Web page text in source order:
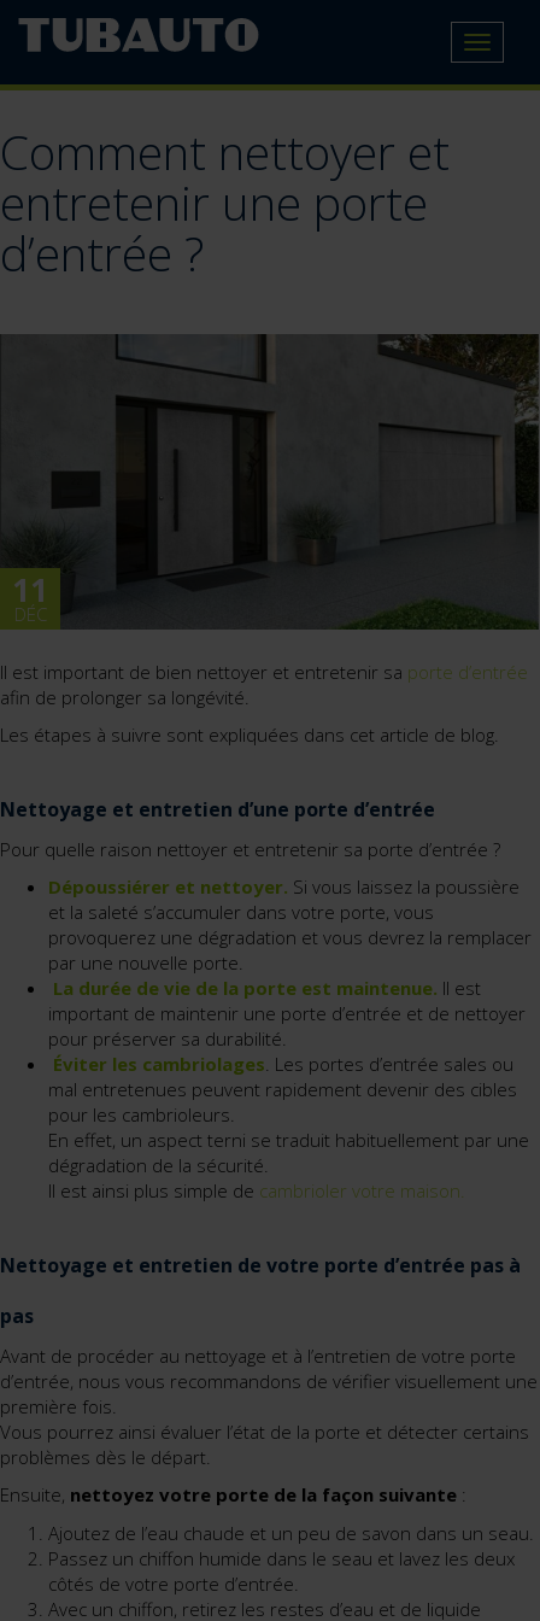
Toggle
Comment nettoyer et
entretenir une porte
d’entrée ?
11
DÉC
Il est important de bien nettoyer et entretenir sa porte d’entrée
afin de prolonger sa longévité.
Les étapes à suivre sont expliquées dans cet article de blog.
Nettoyage et entretien d’une porte d’entrée
Pour quelle raison nettoyer et entretenir sa porte d’entrée ?
Dépoussiérer et nettoyer. Si vous laissez la poussière
et la saleté s’accumuler dans votre porte, vous
provoquerez une dégradation et vous devrez la remplacer
par une nouvelle porte.
La durée de vie de la porte est maintenue. Il est
important de maintenir une porte d’entrée et de nettoyer
pour préserver sa durabilité.
Éviter les cambriolages. Les portes d’entrée sales ou
mal entretenues peuvent rapidement devenir des cibles
pour les cambrioleurs.
En effet, un aspect terni se traduit habituellement par une
dégradation de la sécurité.
Il est ainsi plus simple de cambrioler votre maison.
Nettoyage et entretien de votre porte d’entrée pas à
pas
Avant de procéder au nettoyage et à l’entretien de votre porte
d’entrée, nous vous recommandons de vérifier visuellement une
première fois.
Vous pourrez ainsi évaluer l’état de la porte et détecter certains
problèmes dès le départ.
Ensuite, nettoyez votre porte de la façon suivante :
Ajoutez de l’eau chaude et un peu de savon dans un seau.
Passez un chiffon humide dans le seau et lavez les deux
côtés de votre porte d’entrée.
Avec un chiffon, retirez les restes d’eau et de liquide